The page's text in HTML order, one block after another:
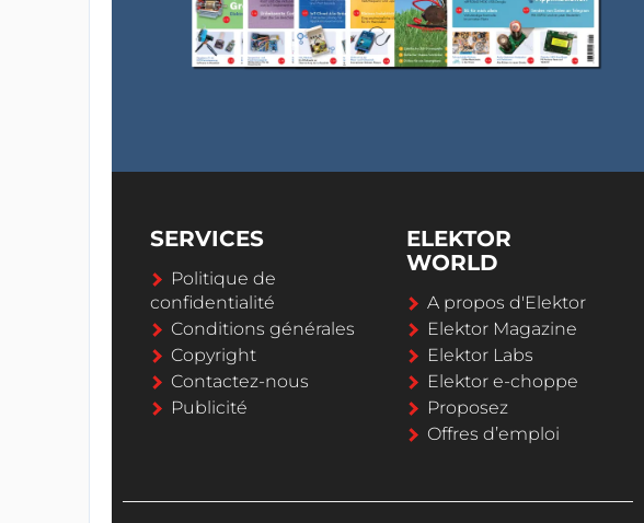
SERVICES
Politique de
confidentialité
Conditions générales
Copyright
Contactez-nous
Publicité
ELEKTOR
WORLD
A propos d'Elektor
Elektor Magazine
Elektor Labs
Elektor e-choppe
Proposez
Offres d’emploi